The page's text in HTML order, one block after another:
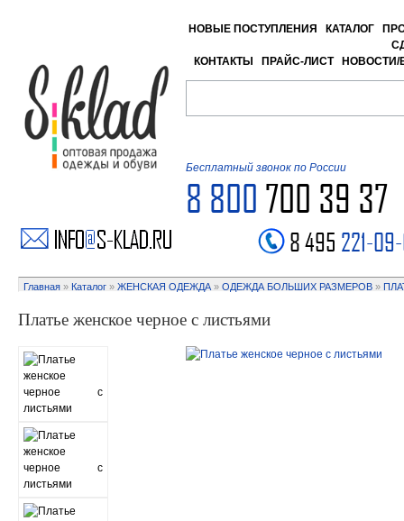
НОВЫЕ ПОСТУПЛЕНИЯ КАТАЛОГ
КОНТАКТЫ
ПРАЙС-ЛИСТ НОВОСТИ/
Бесплатный звонок по России
8 800 700 39 37
8 495 221-
Главная » Каталог » ЖЕНСКАЯ ОДЕЖДА » ОДЕЖДА БОЛЬШИХ РАЗМЕРОВ »
Платье женское черное с листьями